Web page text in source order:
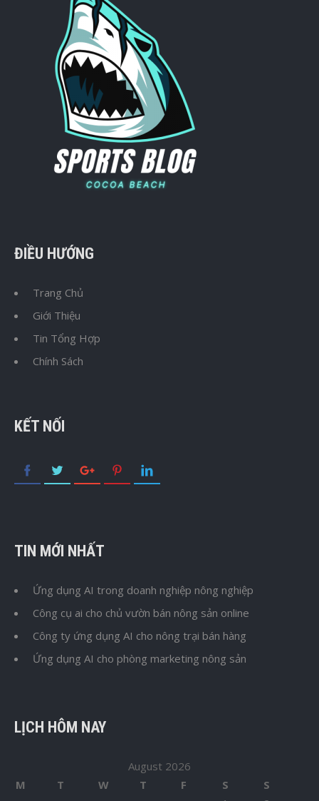
ĐIỀU HƯỚNG
Trang Chủ
Giới Thiệu
Tin Tổng Hợp
Chính Sách
KẾT NỐI
TIN MỚI NHẤT
Ứng dụng AI trong doanh nghiệp nông nghiệp
Công cụ ai cho chủ vườn bán nông sản online
Công ty ứng dụng AI cho nông trại bán hàng
Ứng dụng AI cho phòng marketing nông sản
LỊCH HÔM NAY
August 2026
M
T W T F S
S